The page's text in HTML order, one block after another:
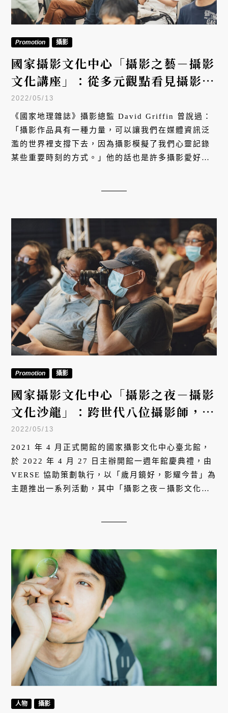
Promotion 攝影
國家攝影文化中心「攝影之藝－攝影
文化講座」：從多元觀點看見攝影藝
術的魅力
2022/05/13
《國家地理雜誌》攝影總監 David Griffin 曾說過：
「攝影作品具有一種力量，可以讓我們在媒體資訊泛
濫的世界裡支撐下去，因為攝影模擬了我們心靈記錄
某些重要時刻的方式。」他的話也是許多攝影愛好者
藝術的豐厚底蘊，傳遞給更多人認識。
Promotion 攝影
國家攝影文化中心「攝影之夜－攝影
文化沙龍」：跨世代八位攝影師，重
新凝視自己創作
2022/05/13
2021 年 4 月正式開館的國家攝影文化中心臺北館，
於 2022 年 4 月 27 日主辦開館一週年館慶典禮，由
VERSE 協助策劃執行，以「歲月鏡好，影耀今昔」為
主題推出一系列活動，其中「攝影之夜－攝影文化講
人物 攝影